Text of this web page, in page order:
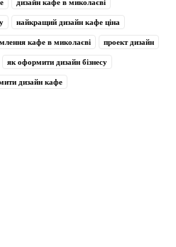
дизайн кафе в миколаєві
найкращий дизайн кафе ціна
кафе в миколаєві проект дизайн
як оформити дизайн бізнесу
дизайн кафе